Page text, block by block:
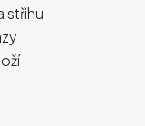
střihu